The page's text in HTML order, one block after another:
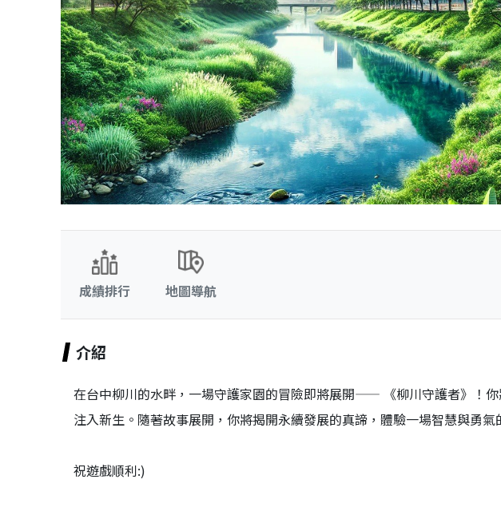
成績排行 地圖導航
介紹
在台中柳川的水畔，一場守護家園的冒險即將展開—— 《柳川守護者》！
注入新生。隨著故事展開，你將揭開永續發展的真諦，體驗一場智慧與勇
祝遊戲順利:)